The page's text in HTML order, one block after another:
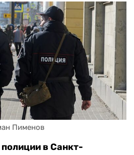
Пименов
в Санкт-